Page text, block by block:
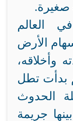
صغيرة.
العالم
الأرض
وأخلاقه،
بدأت تطل
الحدوث
جريمة